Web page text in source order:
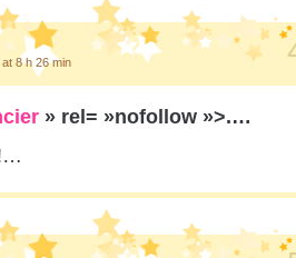
8 h 26 min
» rel= »nofollow »>.…